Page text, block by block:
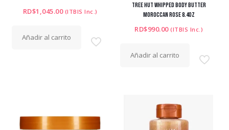
RD$1,045.00 (ITBIS Inc.)
Añadir al carrito
TREE HUT WHIPPED BODY BUTTER
MOROCCAN ROSE 8.4OZ
RD$990.00 (ITBIS Inc.)
Añadir al carrito